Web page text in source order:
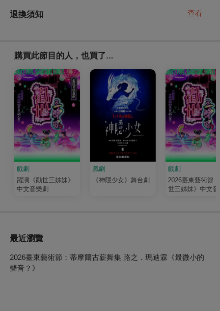
退換須知 查看
購買此節目的人，也買了...
戲劇
躍演《勸世三姊妹》
中文音樂劇
戲劇
《神隱少女》舞台劇
戲劇
2026臺東藝術節
世三姊妹》中文音
最近瀏覽
2026臺東藝術節：蒂摩爾古薪舞集 路之．瑪迪霖《最微小的
聲音？》